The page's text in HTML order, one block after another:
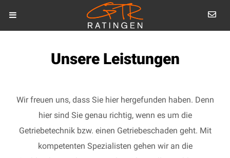
Unsere Leistungen
Wir freuen uns, dass Sie hier hergefunden haben. Denn
hier sind Sie genau richtig, wenn es um die
Getriebetechnik bzw. einen Getriebeschaden geht. Mit
kompetenten Spezialisten gehen wir an die